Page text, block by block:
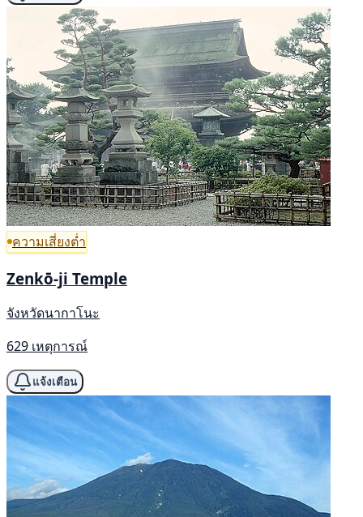
ความเสี่ยงต่ำ
Zenkō-ji Temple
จังหวัดนากาโนะ
629 เหตุการณ์
แจ้งเตือน